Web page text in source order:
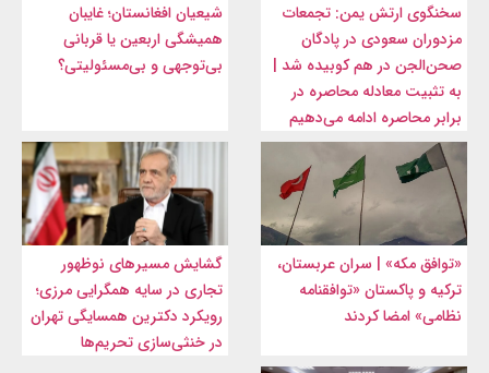
سخنگوی ارتش یمن: تجمعات
مزدوران سعودی در پادگان
صحن‌الجن در هم کوبیده شد |
به تثبیت معادله محاصره در
برابر محاصره ادامه می‌دهیم
شیعیان افغانستان؛ غایبان
همیشگی اربعین یا قربانی
بی‌توجهی و بی‌مسئولیتی؟
«توافق مکه» | سران عربستان،
ترکیه و پاکستان «توافقنامه
نظامی» امضا کردند
گشایش مسیرهای نوظهور
تجاری در سایه همگرایی مرزی؛
رویکرد دکترین همسایگی تهران
در خنثی‌سازی تحریم‌ها